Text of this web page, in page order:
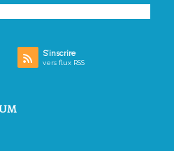
S’inscrire
vers flux RSS